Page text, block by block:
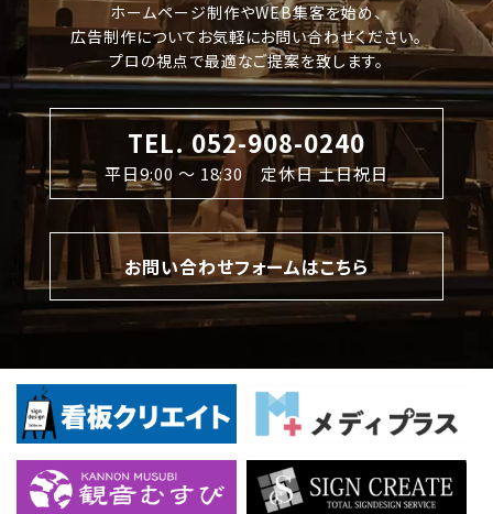
ホームページ制作やWEB集客を始め、
広告制作についてお気軽にお問い合わせください。
プロの視点で最適なご提案を致します。
TEL. 052-908-0240
平日9:00 〜 18:30 定休日 土日祝日
お問い合わせフォームはこちら